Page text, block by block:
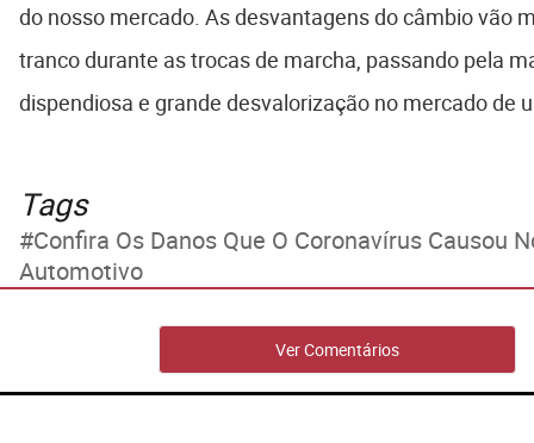
do nosso mercado. As desvantagens do câmbio vão
tranco durante as trocas de marcha, passando pela
dispendiosa e grande desvalorização no mercado de
Tags
Confira Os Danos Que O Coronavírus Causou
Automotivo
Ver Comentários